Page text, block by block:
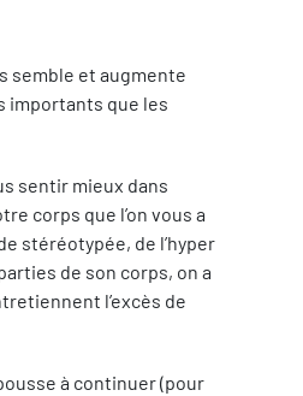
semble et augmente
importants que les
sentir mieux dans
corps que l’on vous a
stéréotypée, de l’hyper
de son corps, on a
l’excès de
à continuer (pour